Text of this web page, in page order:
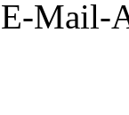
E-Mail-